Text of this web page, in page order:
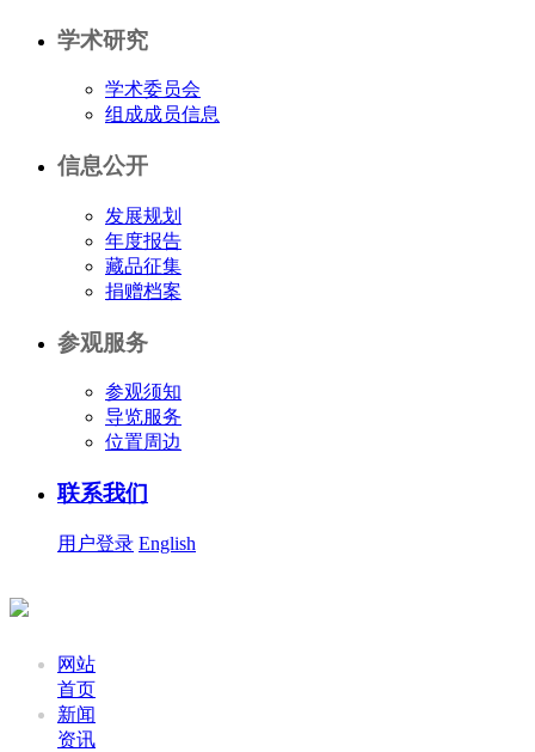
学术研究
学术委员会
组成成员信息
信息公开
发展规划
年度报告
藏品征集
捐赠档案
参观服务
参观须知
导览服务
位置周边
联系我们
用户登录 English
网站
首页
新闻
资讯